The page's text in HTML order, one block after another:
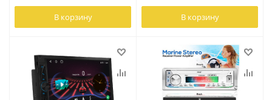
В корзину В корзину